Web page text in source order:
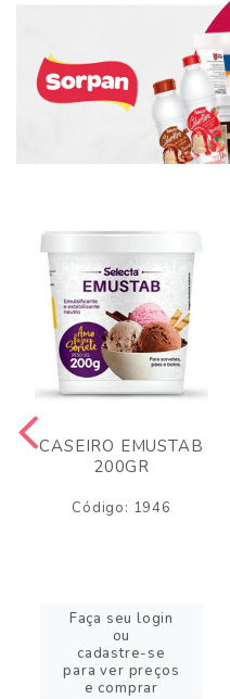
CASEIRO EMUSTAB
200GR
Código: 1946
Faça seu login
ou
cadastre-se
para ver preços
e comprar